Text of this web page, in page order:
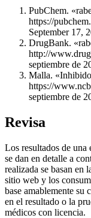
PubChem.
https://
September 17,
DrugBank.
http://
septiembre de
Malla.
https://
septiembre de
Revisa
Los resultados de una
se dan en detalle a
realizada se basan en
sitio web y los
base amablemente su
en el resultado o la
médicos con licencia.